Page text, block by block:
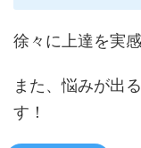
徐々に上達を実
また、悩みが出
す！